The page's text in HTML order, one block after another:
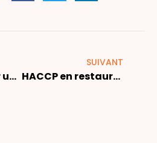
Comment créer une chaîne de restaurant en franchise ?
SUIVANT
HACCP en restauration collective – Formation 1 journée